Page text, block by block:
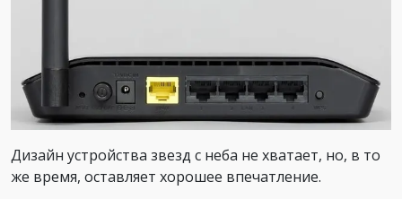
Дизайн устройства звезд с неба не хватает, но, в то
же время, оставляет хорошее впечатление.